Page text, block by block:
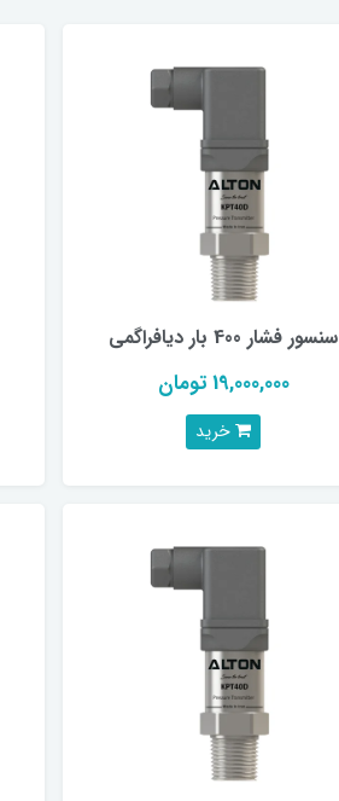
سنسور فشار 400 بار دیافراگمی
19,000,000 تومان
خرید